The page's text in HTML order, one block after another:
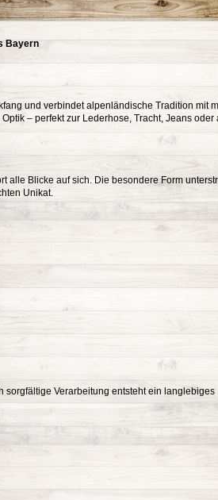
Bayern
und verbindet alpenländische Tradition mit
– perfekt zur Lederhose, Tracht, Jeans oder
alle Blicke auf sich. Die besondere Form
Unikat.
sorgfältige Verarbeitung entsteht ein langlebiges